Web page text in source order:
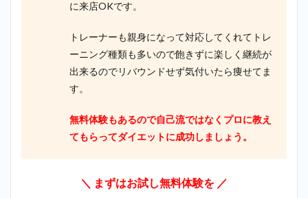
に来店OKです。
トレーナーも親身になって対応してくれてトレ
ーニング種類も多いので飽きずに楽しく継続が
出来るのでリバウンドせず気付いたら痩せてま
す。
無料体験もあるので自己流ではなくプロに教え
てもらってダイエットに成功しましょう。
＼ まずはお試し無料体験を ／